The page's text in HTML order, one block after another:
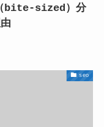
（bite-sized）分
seo